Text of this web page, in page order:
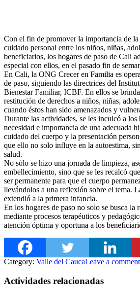
Con el fin de promover la importancia de
cuidado personal entre los niños, niñas,
beneficiarios, los hogares de paso de Cali
especial con ellos, en el pasado fin de
En Cali, la ONG Crecer en Familia es
de paso, siguiendo las directrices del
Bienestar Familiar, ICBF. En ellos se
restitución de derechos a niños, niñas,
cuando éstos han sido amenazados y
Durante las actividades, se les inculcó a los
necesidad e importancia de una adecuada
cuidado del cuerpo y la presentación
que ello no solo influye en la autoestima,
salud.
No sólo se hizo una jornada de limpieza,
embellecimiento, sino que se les recalcó
ser permanente para que el cuerpo
llevándolos a una reflexión sobre el tema.
extendió a la primera infancia.
En los hogares de paso no solo se busca la
mediante procesos terapéuticos y
atención óptima y oportuna a los
Category: Valle del CaucaLeave a comment
Actividades relacionadas